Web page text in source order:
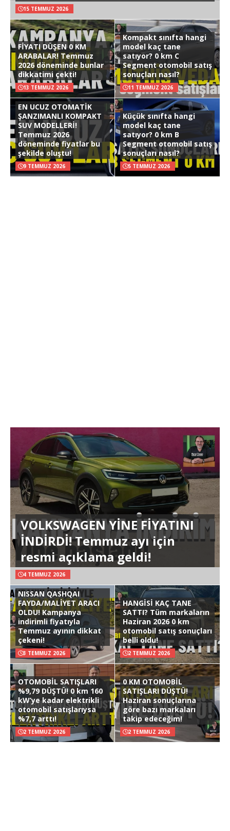
15 TEMMUZ 2026
FİYATI DÜŞEN 0 KM
ARABALAR! Temmuz
2026 döneminde bunlar
dikkatimi çekti!
13 TEMMUZ 2026
Kompakt sınıfta hangi
model kaç tane
satıyor? 0 km C
Segment otomobil satış
sonuçları nasıl?
11 TEMMUZ 2026
EN UCUZ OTOMATİK
ŞANZIMANLI KOMPAKT
SUV MODELLERİ!
Temmuz 2026
döneminde fiyatlar bu
şekilde oluştu!
9 TEMMUZ 2026
Küçük sınıfta hangi
model kaç tane
satıyor? 0 km B
Segment otomobil satış
sonuçları nasıl?
5 TEMMUZ 2026
VOLKSWAGEN YİNE FİYATINI
İNDİRDİ! Temmuz ayı için
resmi açıklama geldi!
4 TEMMUZ 2026
NISSAN QASHQAI
FAYDA/MALİYET ARACI
OLDU! Kampanya
indirimli fiyatıyla
Temmuz ayının dikkat
çekeni!
3 TEMMUZ 2026
HANGİSİ KAÇ TANE
SATTI? Tüm markaların
Haziran 2026 0 km
otomobil satış sonuçları
belli oldu!
2 TEMMUZ 2026
OTOMOBİL SATIŞLARI
%9,79 DÜŞTÜ! 0 km 160
kW’ye kadar elektrikli
otomobil satışlarıysa
%7,7 arttı!
2 TEMMUZ 2026
0 KM OTOMOBİL
SATIŞLARI DÜŞTÜ!
Haziran sonuçlarına
göre bazı markaları
takip edeceğim!
2 TEMMUZ 2026